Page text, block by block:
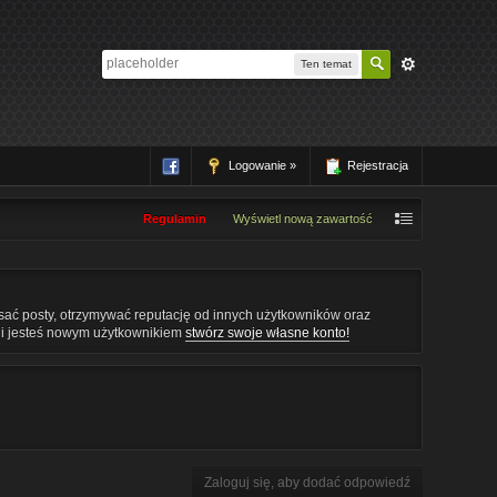
Ten temat
Logowanie » Rejestracja
Regulamin Wyświetl nową zawartość
posty, otrzymywać reputację od innych użytkowników oraz
jesteś nowym użytkownikiemstwórz swoje własne konto!
Zaloguj się, aby dodać odpowiedź